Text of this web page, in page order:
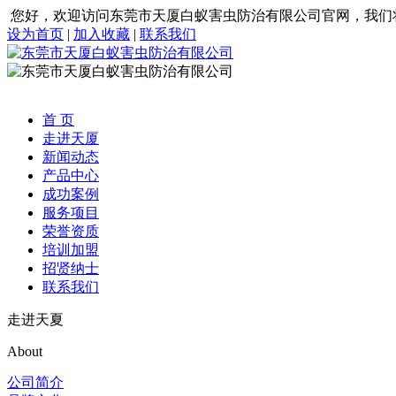
您好，欢迎访问东莞市天厦白蚁害虫防治有限公司官网，我们
设为首页 | 加入收藏 | 联系我们
首 页
走进天厦
新闻动态
产品中心
成功案例
服务项目
荣誉资质
培训加盟
招贤纳士
联系我们
走进天夏
About
公司简介